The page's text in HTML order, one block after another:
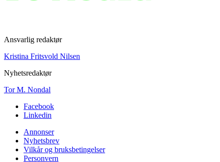
Ansvarlig redaktør
Kristina Fritsvold Nilsen
Nyhetsredaktør
Tor M. Nondal
Facebook
Linkedin
Annonser
Nyhetsbrev
Vilkår og bruksbetingelser
Personvern